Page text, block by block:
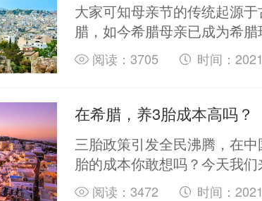
大家可知母亲节的传统起源于
腊，如今希腊母亲已成为希腊
会的象征，并具有许多特质
又独特，下面就来看看希腊
阅读：3705 时间：
在希腊，养3胎成本高吗？
三胎政策引发全民沸腾，在中
胎的成本你敢想吗？今天我们
希腊三胎的这笔帐。
阅读：3472 时间：